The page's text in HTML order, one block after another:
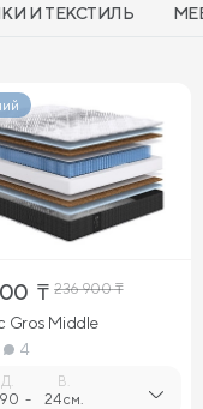
И ТЕКСТИЛЬ
₸ 236 900₸
Gros Middle
4
Д.
-
В.
24 см.